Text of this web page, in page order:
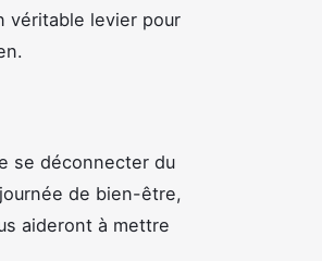
véritable levier pour
se déconnecter du
de bien-être,
aideront à mettre